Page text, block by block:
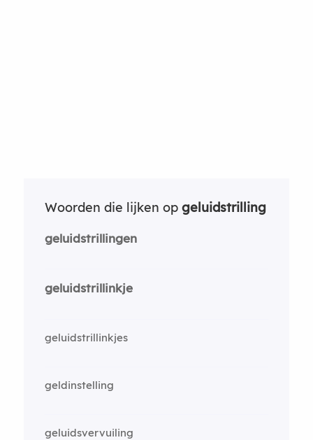
Woorden die lijken op geluidstrilling
geluidstrillingen
geluidstrillinkje
geluidstrillinkjes
geldinstelling
geluidsvervuiling